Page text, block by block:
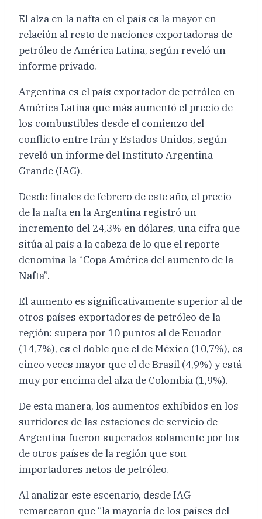
El alza en la nafta en el país es la mayor en
relación al resto de naciones exportadoras de
petróleo de América Latina, según reveló un
informe privado.
Argentina es el país exportador de petróleo en
América Latina que más aumentó el precio de
los combustibles desde el comienzo del
conflicto entre Irán y Estados Unidos, según
reveló un informe del Instituto Argentina
Grande (IAG).
Desde finales de febrero de este año, el precio
de la nafta en la Argentina registró un
incremento del 24,3% en dólares, una cifra que
sitúa al país a la cabeza de lo que el reporte
denomina la “Copa América del aumento de la
Nafta”.
El aumento es significativamente superior al de
otros países exportadores de petróleo de la
región: supera por 10 puntos al de Ecuador
(14,7%), es el doble que el de México (10,7%), es
cinco veces mayor que el de Brasil (4,9%) y está
muy por encima del alza de Colombia (1,9%).
De esta manera, los aumentos exhibidos en los
surtidores de las estaciones de servicio de
Argentina fueron superados solamente por los
de otros países de la región que son
importadores netos de petróleo.
Al analizar este escenario, desde IAG
remarcaron que “la mayoría de los países del